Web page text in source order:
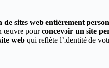
de sites web entièrement
œuvre pourconcevoir un site
web qui reflète l’identité de